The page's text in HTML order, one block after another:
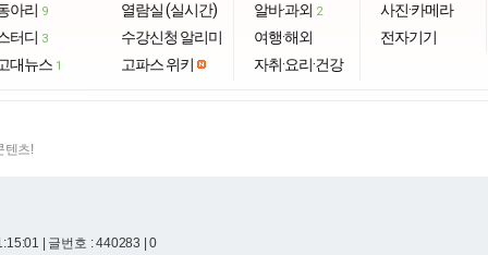
아리 9
터디 3
대뉴스 1
열람실 (실시간)
수강신청 알리미
고파스 위키
알바·과외 2
여행·해외
자취·요리·건강
사진·카메라
전자기기
텐츠!
| 글번호 : 440283 | 0